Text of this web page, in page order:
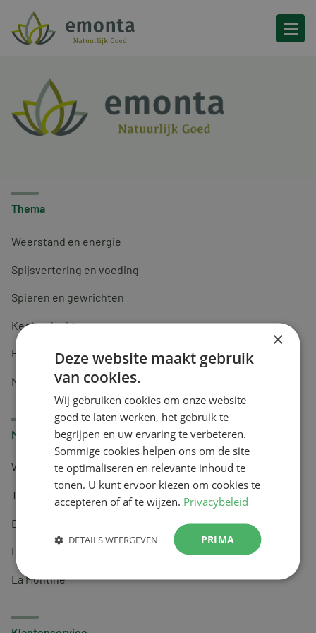
Ga naar de inhoud
Thema
Weerstand en energie
Spijsvertering en voeding
Spieren en gewrichten
Keel en luchtwegen
Huidverzorging
Nachtrust
Merken
Wapiti
Tai-Ginseng
Dermagíq
Draisma
La Montine
×
Deze website maakt gebruik
van cookies.
Wij gebruiken cookies om onze website
goed te laten werken, het gebruik te
begrijpen en uw ervaring te verbeteren.
Sommige cookies helpen ons om de site
te optimaliseren en relevante inhoud te
tonen. U kunt ervoor kiezen om cookies te
accepteren of af te wijzen. Privacybeleid
PRIMA
DETAILS WEERGEVEN